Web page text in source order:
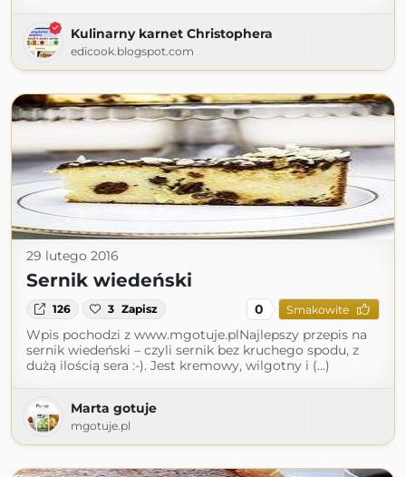
Kulinarny karnet Christophera
edicook.blogspot.com
29 lutego 2016
Sernik wiedeński
126 3 Zapisz 0 Smakowite
Wpis pochodzi z www.mgotuje.plNajlepszy przepis na
sernik wiedeński – czyli sernik bez kruchego spodu, z
dużą ilością sera :-). Jest kremowy, wilgotny i (...)
Marta gotuje
mgotuje.pl